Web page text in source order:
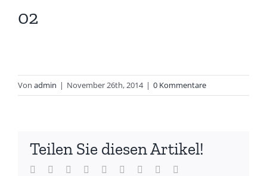
02
Von admin | November 26th, 2014 | 0 Kommentare
Teilen Sie diesen Artikel!
Facebook
TwitterLinkedIn
Reddit Whatsapp
TumblrPinterest